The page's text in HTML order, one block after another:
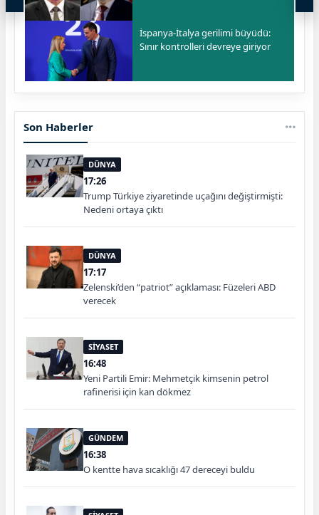
İspanya-İtalya gerilimi büyüdü:
Sınır kontrolleri devreye giriyor
Son Haberler
DÜNYA
17:26
Trump Türkiye ziyaretinde uçağını değiştirmişti:
Nedeni ortaya çıktı
DÜNYA
17:17
Zelenski’den “patriot” açıklaması: Füzeleri ABD
verecek
SİYASET
16:48
Yeni Partili Emir: Mehmetçik kimsenin petrol
rafinerisi için kan dökmez
GÜNDEM
16:38
O kentte hava sıcaklığı 47 dereceyi buldu